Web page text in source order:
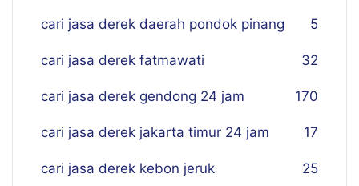
cari jasa derek daerah pondok pinang 5
cari jasa derek fatmawati 32
cari jasa derek gendong 24 jam 170
cari jasa derek jakarta timur 24 jam 17
cari jasa derek kebon jeruk 25